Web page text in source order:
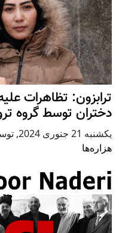
ترابزون: تظاهرات
دختران توسط گروه
يكشنبه 21 جنوری 2024 ,
هزاره‌ها